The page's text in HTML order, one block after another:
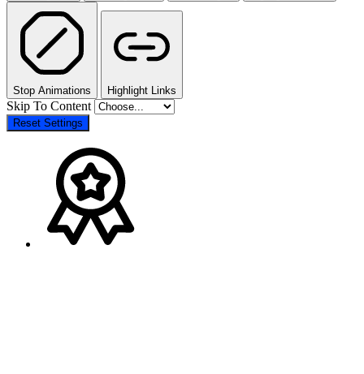
Stop Animations Highlight Links
Skip To Content
Reset Settings